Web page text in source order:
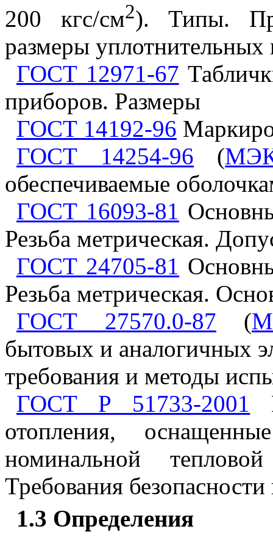
200 кгс/см2). Типы.
размеры уплотнительных
ГОСТ 12971-67
приборов. Размеры
ГОСТ 14192-96
ГОСТ 14254-96 (
обеспечиваемые
ГОСТ 16093-81
Резьба метрическая.
ГОСТ 24705-81
Резьба метрическая.
ГОСТ 27570.0-87 (
бытовых и аналогичных
требования и методы
ГОСТ Р 51733-2001
отопления,
номинальной
Требования
1.3 Определения